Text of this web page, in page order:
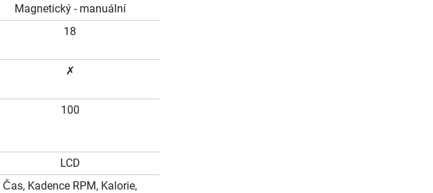
Magnetický - manuální
18
✗
100
LCD
Čas, Kadence RPM, Kalorie,